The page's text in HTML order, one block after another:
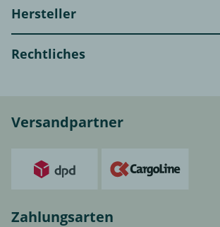
Hersteller
Rechtliches
Versandpartner
Zahlungsarten